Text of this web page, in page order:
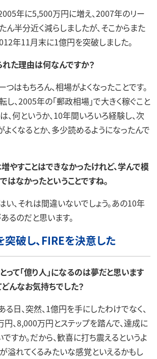
年に5,500万円に増え、2007年のリー
ん半分近く減らしましたが、そこからまた
年11月末に1億円を突破しました。
た理由は何なんですか？
はもちろん、相場がよくなったことです。
、2005年の「郵政相場」で大きく稼ぐこと
、何というか、10年間いろいろ経験し、次
くなるとか、多少読めるようになったんで
すことはできなかったけれど、学んで模
はなかったということですね。
、それは間違いないでしょう。あの10年
るのだと思います。
破し、FIREを決意した
て「億り人」になるのは夢だと思います
んなお気持ちでした？
日、突然、1億円を手にしたわけでなく、
、8,000万円とステップを踏んで、達成に
すか。だから、歓喜に打ち震えるというよ
溢れてくるみたいな感覚といえるかもし